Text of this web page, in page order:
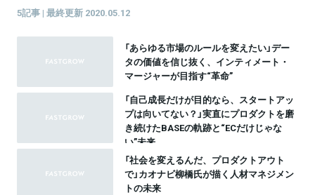
5記事 | 最終更新 2020.05.12
「あらゆる市場のルールを変えたい」デー
タの価値を信じ抜く、インティメート・
マージャーが目指す“革命”
「自己成長だけが目的なら、スタートアッ
プは向いてない？」実直にプロダクトを磨
き続けたBASEの軌跡と“ECだけじゃな
い”未来
「社会を変えるんだ、プロダクトアウト
で」カオナビ柳橋氏が描く人材マネジメン
トの未来